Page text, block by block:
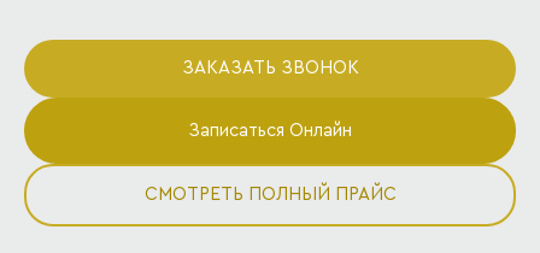
ЗАКАЗАТЬ ЗВОНОК
Записаться Онлайн
СМОТРЕТЬ ПОЛНЫЙ ПРАЙС